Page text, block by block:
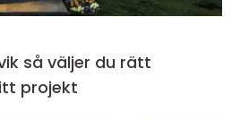
rätt
projekt